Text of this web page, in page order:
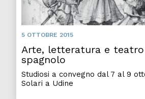
5 OTTOBRE 2015
Arte, letteratura e teatro
spagnolo
Studiosi a convegno dal 7 al 9
Solari a Udine